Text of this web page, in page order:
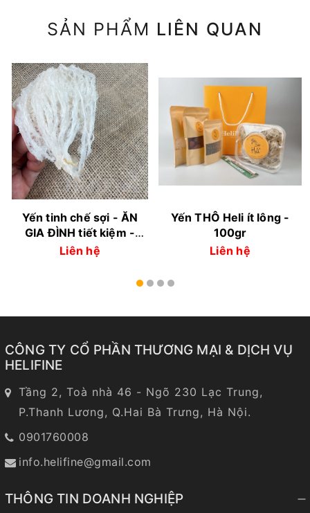
SẢN PHẨM LIÊN QUAN
Yến tinh chế sợi - ĂN
GIA ĐÌNH tiết kiệm -
100gr
Liên hệ
Yến THÔ Heli ít lông -
100gr
Liên hệ
CÔNG TY CỔ PHẦN THƯƠNG MẠI & DỊCH VỤ
HELIFINE
Tầng 2, Toà nhà 46 - Ngõ 230 Lạc Trung,
P.Thanh Lương, Q.Hai Bà Trưng, Hà Nội.
0901760008
info.helifine@gmail.com
THÔNG TIN DOANH NGHIỆP